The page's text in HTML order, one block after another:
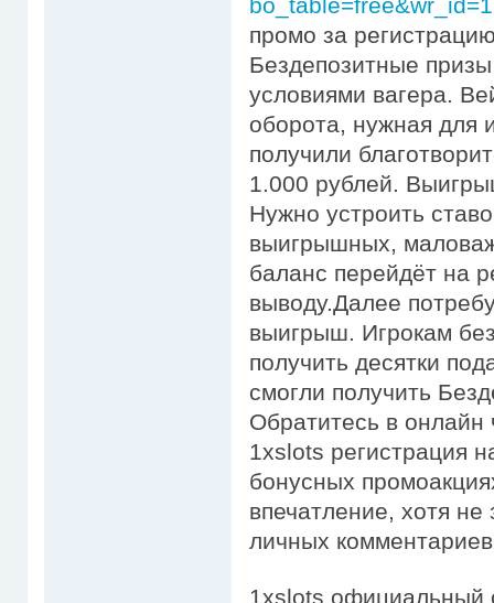
промо за
Бездепозитные
условиями вагера.
оборота, нужная для
получили
1.000 рублей.
Нужно устроить
выигрышных,
баланс перейдёт на
выводу.Далее
выигрыш. Игрокам
получить десятки
смогли получить
Обратитесь в онлайн
1xslots регистрация
бонусных
впечатление, хотя не
личных
1xslots официальный